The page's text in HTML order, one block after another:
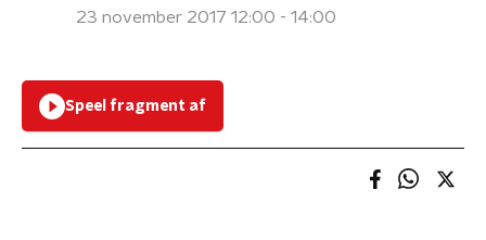
23 november 2017 12:00 - 14:00
Speel fragment af